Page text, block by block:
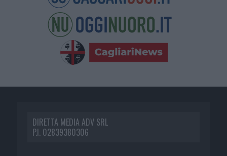
DIRETTA MEDIA ADV SRL
P.I. 02839380306